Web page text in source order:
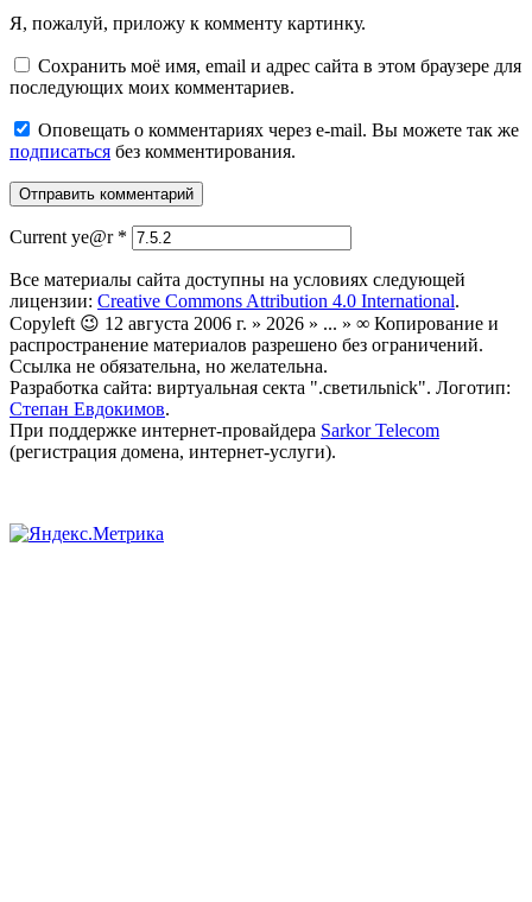
Я, пожалуй, приложу к комменту картинку.
Сохранить моё имя, email и адрес сайта в этом браузере для
последующих моих комментариев.
Оповещать о комментариях через e-mail. Вы можете так же
подписаться без комментирования.
Current ye@r *
Все материалы сайта доступны на условиях следующей
лицензии: Creative Commons Attribution 4.0 International.
Copyleft 😉 12 августа 2006 г. » 2026 » ... » ∞ Копирование и
распространение материалов разрешено без ограничений.
Ссылка не обязательна, но желательна.
Разработка сайта: виртуальная секта ".светильnick". Логотип:
Степан Евдокимов.
При поддержке интернет-провайдера Sarkor Telecom
(регистрация домена, интернет-услуги).